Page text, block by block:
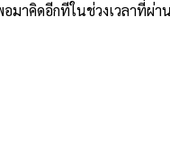
าคิดอีกทีในช่วงเวลาที่ผ่